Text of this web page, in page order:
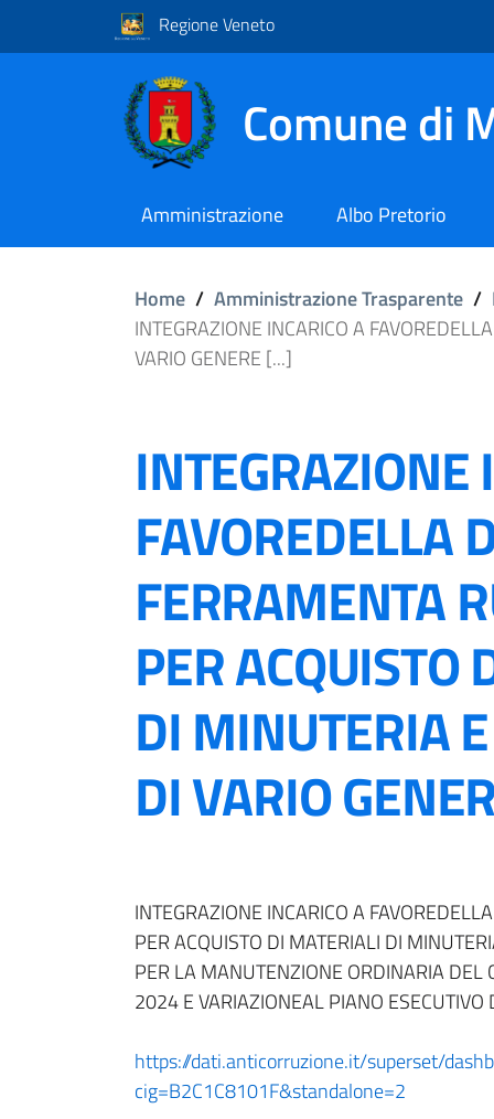
Regione Veneto
Comune di
Amministrazione Albo Pretorio
Home / Amministrazione Trasparente /
INTEGRAZIONE INCARICO A
VARIO GENERE [...]
INTEGRAZIONE
FAVOREDELLA
FERRAMENTA
PER ACQUISTO
DI MINUTERIA
DI VARIO
INTEGRAZIONE INCARICO A
PER ACQUISTO DI MATERIALI DI
PER LA MANUTENZIONE ORDINARIA DEL
2024 E VARIAZIONEAL PIANO
https://dati.anticorruzione.it/superset/
cig=B2C1C8101F&standalone=2